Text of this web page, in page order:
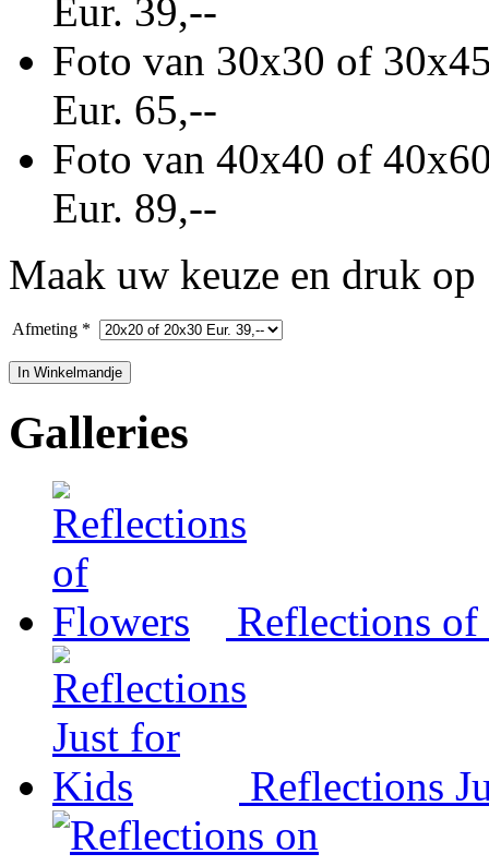
Eur. 39,--
Foto van 30x30 of
Eur. 65,--
Foto van 40x40 of
Eur. 89,--
Maak uw keuze en druk
Afmeting *
Galleries
Reflections
Reflections